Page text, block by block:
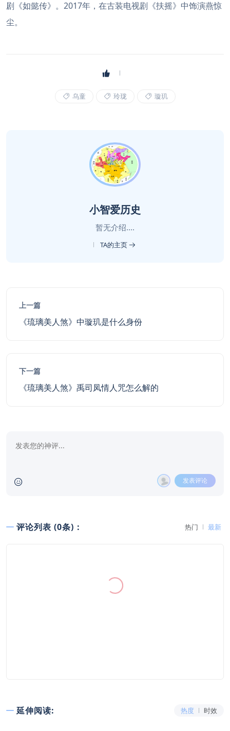
剧《如懿传》。2017年，在古装电视剧《扶摇》中饰演燕惊
尘。
乌童 玲珑 璇玑
小智爱历史
暂无介绍....
TA的主页
上一篇
《琉璃美人煞》中璇玑是什么身份
下一篇
《琉璃美人煞》禹司凤情人咒怎么解的
发表评论
评论列表 (0条)： 热门 最新
延伸阅读: 热度 时效